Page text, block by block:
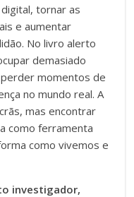
tornar as
e aumentar
No livro alerto
demasiado
momentos de
no mundo real. A
mas encontrar
como ferramenta
como vivemos e
investigador,